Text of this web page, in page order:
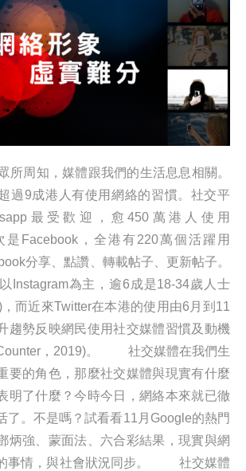
知，媒體跟我們的生活息息相關。
過9成港人有使用網絡的習慣。社交平
最受歡迎，愈450萬港人使用
是Facebook，全港有220萬個活躍用
分享、點讚、轉載帖子、更新帖子。
Instagram為主，逾6成是18-34歲人士
而近來Twitter在本港的使用由6月到11
趨勢反映網民使用社交媒體習慣及動機
，2019)。 社交媒體在我們生
要的角色，那麼社交媒體與現實有什麼
明了什麼？今時今日，網絡本來就已徹
了。不是嗎？試看看11月Google的熱門
炳強、蒙面法、六合彩結果，現實與網
的事情，與社會狀況同步。 社交媒體